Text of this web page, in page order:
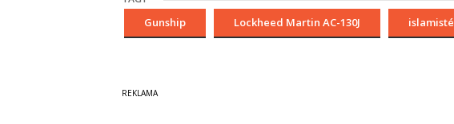
Gunship Lockheed Martin AC-130J islamisté